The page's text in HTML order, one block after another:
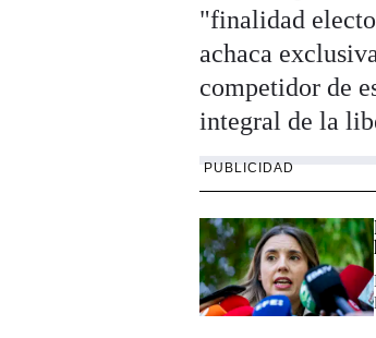
"finalidad
achaca
competidor de
integral de la
PUBLICIDAD